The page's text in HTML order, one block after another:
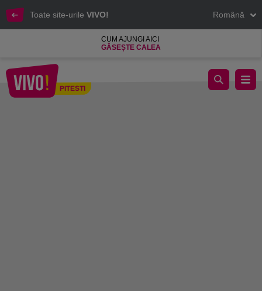
Toate site-urile VIVO! Română
CUM AJUNGI AICI
GĂSEȘTE CALEA
PITESTI
Diversitate culinara la restaurantele si cafenele VIVO!